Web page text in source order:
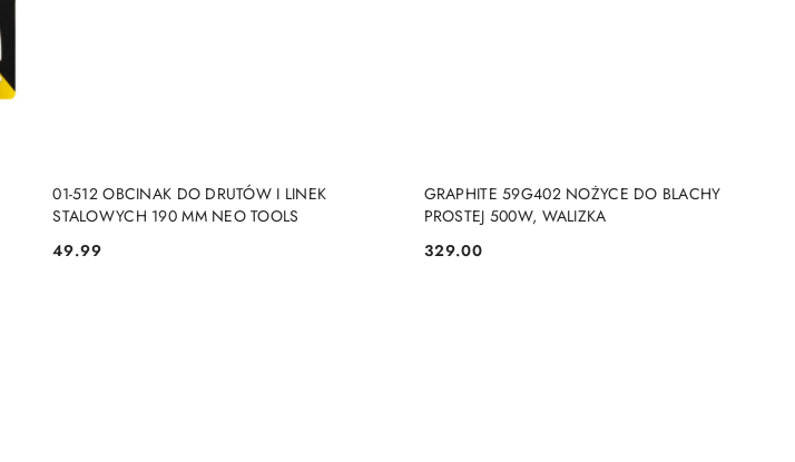
01-512 OBCINAK DO DRUTÓW I LINEK
STALOWYCH 190 MM NEO TOOLS
Cena:
49.99
PRODUKT NIEDOSTĘPNY
GRAPHITE 59G402 NOŻYCE DO BLACHY
PROSTEJ 500W, WALIZKA
Cena:
329.00
PRODUKT NIEDOSTĘPNY